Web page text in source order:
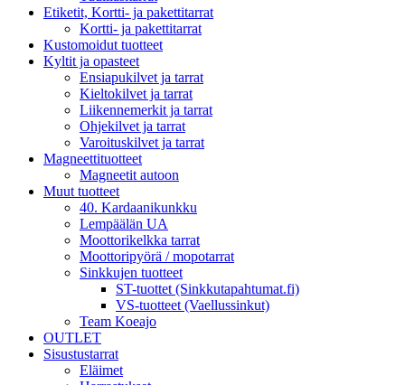
Etiketit, Kortti- ja pakettitarrat
Kortti- ja pakettitarrat
Kustomoidut tuotteet
Kyltit ja opasteet
Ensiapukilvet ja tarrat
Kieltokilvet ja tarrat
Liikennemerkit ja tarrat
Ohjekilvet ja tarrat
Varoituskilvet ja tarrat
Magneettituotteet
Magneetit autoon
Muut tuotteet
40. Kardaanikunkku
Lempäälän UA
Moottorikelkka tarrat
Moottoripyörä / mopotarrat
Sinkkujen tuotteet
ST-tuottet (Sinkkutapahtumat.fi)
VS-tuotteet (Vaellussinkut)
Team Koeajo
OUTLET
Sisustustarrat
Eläimet